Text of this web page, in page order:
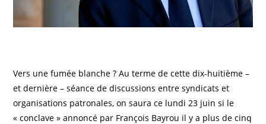
Vers une fumée blanche ? Au terme de cette dix-huitième –
et dernière – séance de discussions entre syndicats et
organisations patronales, on saura ce lundi 23 juin si le
« conclave » annoncé par François Bayrou il y a plus de cinq